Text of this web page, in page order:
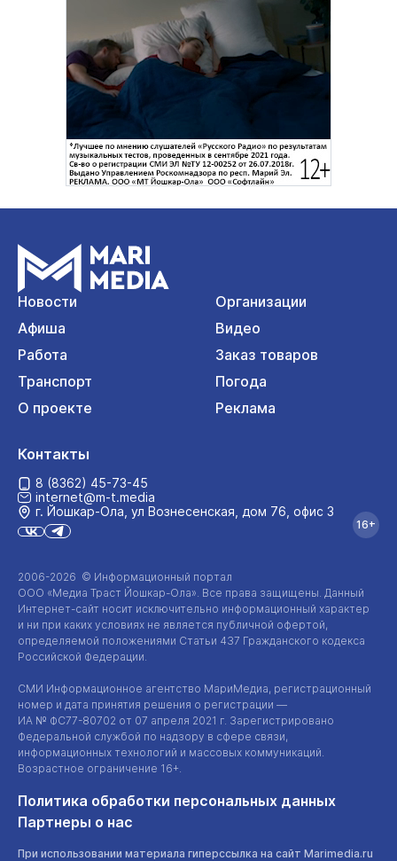
Новости
Организации
Афиша
Видео
Работа
Заказ товаров
Транспорт
Погода
О проекте
Реклама
2006-2026 © Информационный портал
ООО «Медиа Траст Йошкар-Ола». Все права защищены. Данный
Интернет-сайт носит исключительно информационный характер
и ни при каких условиях не является публичной офертой,
определяемой положениями Статьи 437 Гражданского кодекса
Российской Федерации.
СМИ Информационное агентство МариМедиа, регистрационный
номер и дата принятия решения о регистрации —
ИА № ФС77-80702 от 07 апреля 2021 г. Зарегистрировано
Федеральной службой по надзору в сфере связи,
информационных технологий и массовых коммуникаций.
Возрастное ограничение 16+.
Политика обработки персональных данных
Партнеры о нас
При использовании материала гиперссылка на сайт Marimedia.ru
Контакты
8 (8362) 45-73-45
internet@m-t.media
г. Йошкар‑Ола, ул Вознесенская, дом 76, офис 3
16+